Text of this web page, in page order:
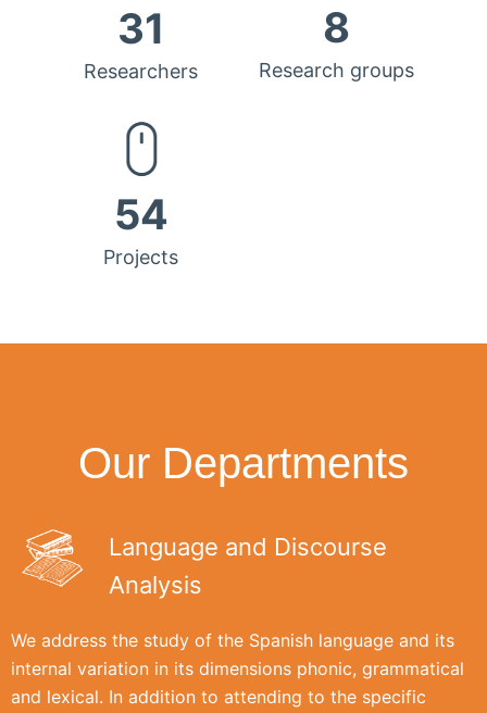
31
Researchers
8
Research groups
54
Projects
Our Departments
Language and Discourse
Analysis
We address the study of the Spanish language and its
internal variation in its dimensions phonic, grammatical
and lexical. In addition to attending to the specific